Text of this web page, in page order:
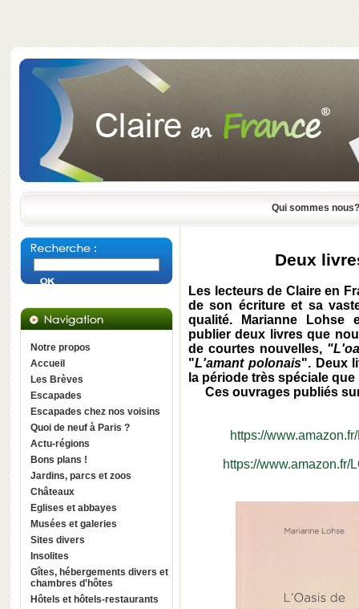
Qui sommes nous?
Notre propos
Accueil
Les Brèves
Escapades
Escapades chez nos voisins
Quoi de neuf à Paris ?
Actu-régions
Bons plans !
Jardins, parcs et zoos
Châteaux
Eglises et abbayes
Musées et galeries
Sites divers
Insolites
Gîtes, hébergements divers et
chambres d'hôtes
Hôtels et hôtels-restaurants
Deux
Les lecteurs de Claire en
de son écriture et sa
qualité. Marianne
publier deux livres que
de courtes nouvelles,
"L'amant polonais". Deux
la période très spéciale
Ces ouvrages publiés
https://
https://www.amazon.fr/